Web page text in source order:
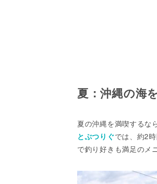
夏：沖縄の海
夏の沖縄を満喫するな
とぶつりぐでは、約2
で釣り好きも満足のメ